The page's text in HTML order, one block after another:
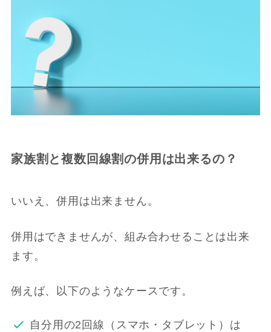
家族割と複数回線割の併用は出来るの？
いいえ、併用は出来ません。
併用はできませんが、組み合わせることは出来
ます。
例えば、以下のようなケースです。
自分用の2回線（スマホ・タブレット）は